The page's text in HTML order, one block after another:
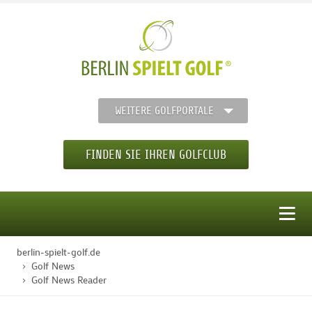
WEITERE GOLFPORTALE
FINDEN SIE IHREN GOLFCLUB
STARTSEITE
berlin-spielt-golf.de
Golf News
Golf News Reader